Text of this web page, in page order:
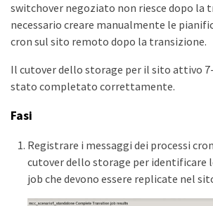
switchover negoziato non riesce dopo la
necessario creare manualmente le
cron sul sito remoto dopo la transizione.
Il cutover dello storage per il sito attivo 7-
stato completato correttamente.
Fasi
Registrare i messaggi dei processi
cutover dello storage per identificare
job che devono essere replicate nel